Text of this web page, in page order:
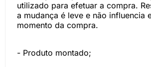
utilizado para efetuar a compra.
a mudança é leve e não influencia
momento da compra.
- Produto montado;